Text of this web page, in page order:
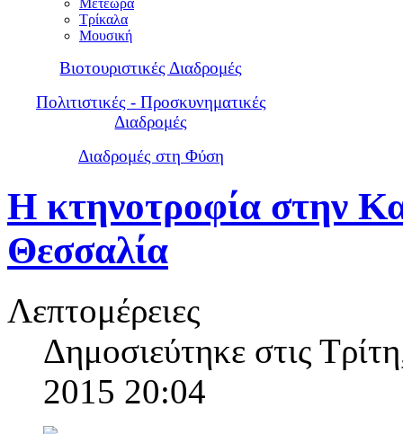
Μετέωρα
Τρίκαλα
Μουσική
Βιοτουριστικές Διαδρομές
Πολιτιστικές - Προσκυνηματικές
Διαδρομές
Διαδρομές στη Φύση
Η κτηνοτροφία στην
Θεσσαλία
Λεπτομέρειες
Δημοσιεύτηκε στις
2015 20:04